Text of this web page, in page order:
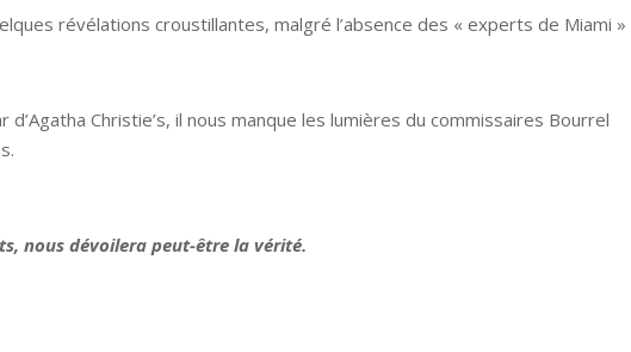
révélations croustillantes, malgré l’absence des « experts de Miami »
d’Agatha Christie’s, il nous manque les lumières du commissaires Bourrel
nous dévoilera peut-être la vérité.